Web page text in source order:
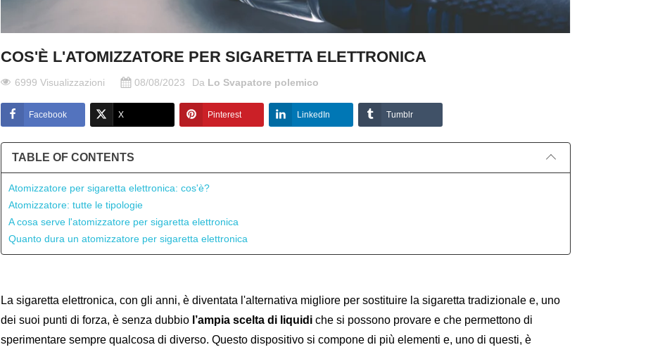
COS'È L'ATOMIZZATORE PER SIGARETTA ELETTRONICA
6999 Visualizzazioni 08/08/2023 Da Lo Svapatore polemico
Facebook X Pinterest LinkedIn Tumblr
TABLE OF CONTENTS
Atomizzatore per sigaretta elettronica: cos'è?
Atomizzatore: tutte le tipologie
A cosa serve l'atomizzatore per sigaretta elettronica
Quanto dura un atomizzatore per sigaretta elettronica
La sigaretta elettronica, con gli anni, è diventata l'alternativa migliore per sostituire la sigaretta tradizionale e, uno
dei suoi punti di forza, è senza dubbio l’ampia scelta di liquidi che si possono provare e che permettono di